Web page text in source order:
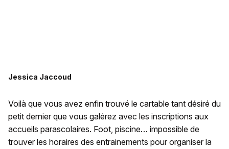
Jessica Jaccoud
Voilà que vous avez enfin trouvé le cartable tant désiré du
petit dernier que vous galérez avec les inscriptions aux
accueils parascolaires. Foot, piscine… impossible de
trouver les horaires des entrainements pour organiser la